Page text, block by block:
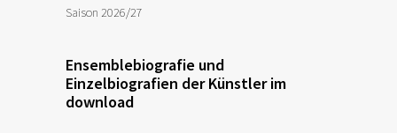
Saison 2026/27
Ensemblebiografie und
Einzelbiografien der Künstler im
download